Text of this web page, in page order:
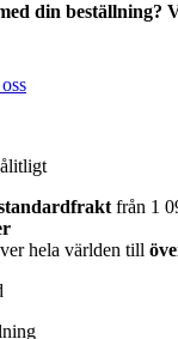
din beställning?
från 1
hela världen till